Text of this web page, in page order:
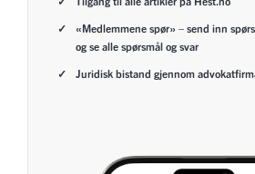
«Medlemmene spør» – send inn
og se alle spørsmål og svar
Juridisk bistand gjennom